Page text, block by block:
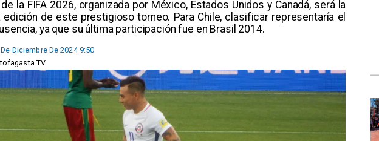
la FIFA 2026, organizada por México, Estados Unidos y Canadá, será la
de este prestigioso torneo. Para Chile, clasificar representaría el
ya que su última participación fue en Brasil 2014.
Diciembre De 2024 9:50
TV